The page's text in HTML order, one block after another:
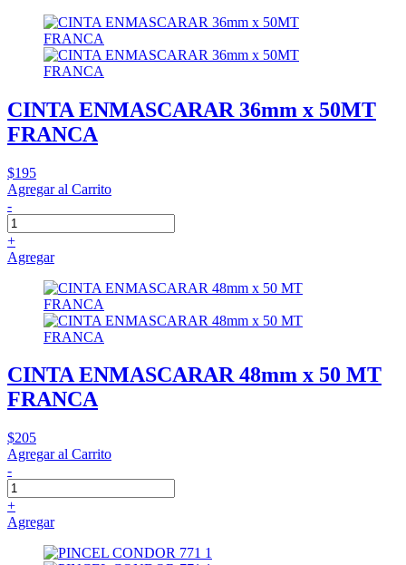
CINTA ENMASCARAR 36mm x 50MT
FRANCA
$195
Agregar al Carrito
-
+
Agregar
CINTA ENMASCARAR 48mm x 50 MT
FRANCA
$205
Agregar al Carrito
-
+
Agregar